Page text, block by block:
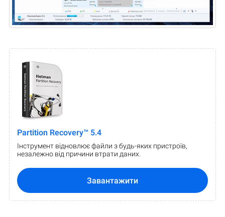
Partition Recovery™ 5.4
Інструмент відновлює файли з будь-яких пристроїв,
незалежно від причини втрати даних.
Завантажити